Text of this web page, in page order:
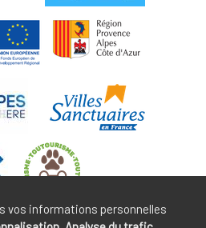
vos informations personnelles